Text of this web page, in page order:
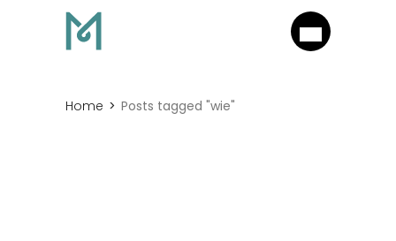
Home Posts tagged "wie"